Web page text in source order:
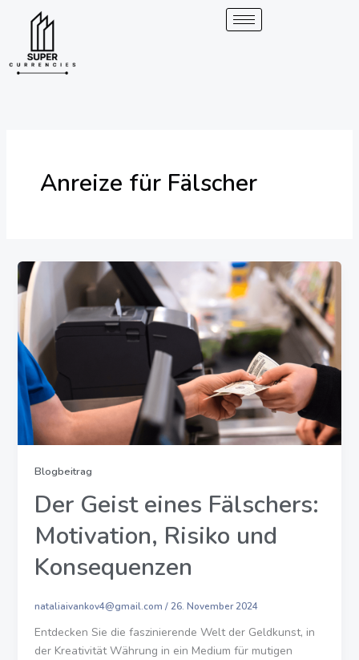
Überspringen
Anreize für Fälscher
Blogbeitrag
Der Geist eines Fälschers:
Motivation, Risiko und
Konsequenzen
nataliaivankov4@gmail.com / 26. November 2024
Entdecken Sie die faszinierende Welt der Geldkunst, in
der Kreativität Währung in ein Medium für mutigen